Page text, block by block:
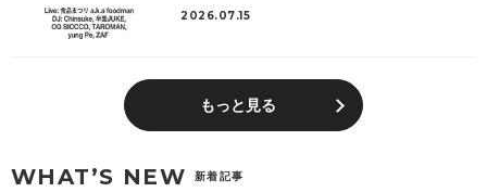
2026.07.15
もっと見る
WHAT’S NEW 新着記事